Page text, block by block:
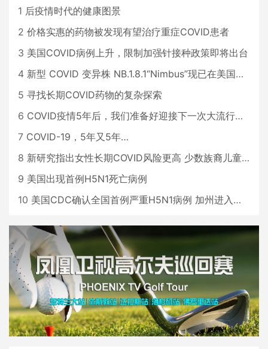
1 后疫情时代的健康图景
2 价格实惠的药物被发现有望治疗重症COVID患者
3 美国COVID病例上升，限制加强针接种政策即将出台
4 新型 COVID 变异株 NB.1.8.1“Nimbus”现已在美国占据主导地位
5 寻找长期COVID药物的复杂探索
6 COVID疫情5年后，我们准备好迎接下一次大流行了吗？
7 COVID-19，5年又5年…
8 新研究指出女性长期COVID风险更高 少数族裔儿童存在差异
9 美国出现首例H5N1死亡病例
10 美国CDC确认全国首例严重H5N1病例 加州进入紧急状态